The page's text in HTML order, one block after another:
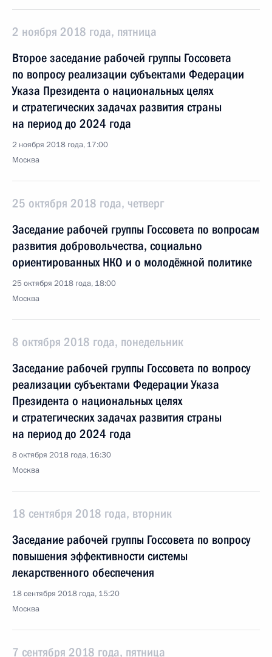
2 ноября 2018 года, пятница
Второе заседание рабочей группы Госсовета
по вопросу реализации субъектами Федерации
Указа Президента о национальных целях
и стратегических задачах развития страны
на период до 2024 года
2 ноября 2018 года, 17:00
Москва
25 октября 2018 года, четверг
Заседание рабочей группы Госсовета по вопросам
развития добровольчества, социально
ориентированных НКО и о молодёжной политике
25 октября 2018 года, 18:00
Москва
8 октября 2018 года, понедельник
Заседание рабочей группы Госсовета по вопросу
реализации субъектами Федерации Указа
Президента о национальных целях
и стратегических задачах развития страны
на период до 2024 года
8 октября 2018 года, 16:30
Москва
18 сентября 2018 года, вторник
Заседание рабочей группы Госсовета по вопросу
повышения эффективности системы
лекарственного обеспечения
18 сентября 2018 года, 15:20
Москва
7 сентября 2018 года, пятница